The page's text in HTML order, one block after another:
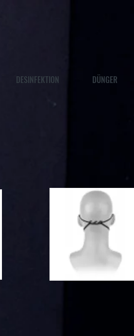
DESINFEKTION DÜNGER